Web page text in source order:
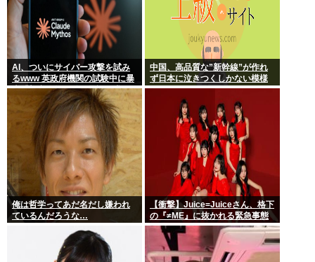
AI、ついにサイバー攻撃を試み
るwww 英政府機関の試験中に暴
走「架空人物になり承認要求」
中国、高品質な”新幹線”が作れ
ず日本に泣きつくしかない模様
www
俺は哲学ってあだ名だし嫌われ
ているんだろうな…
【衝撃】Juice=Juiceさん、格下
の『≠ME』に抜かれる緊急事態
ｗｗｗｗｗｗｗｗｗｗｗｗ